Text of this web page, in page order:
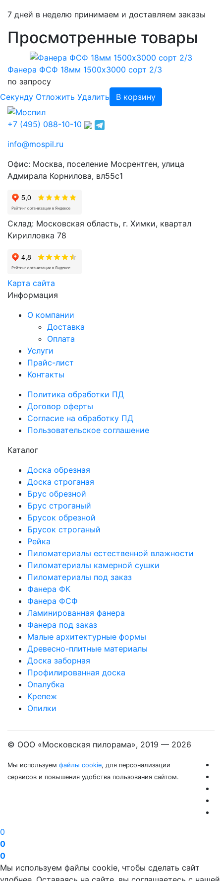
7 дней в неделю принимаем и доставляем заказы
Просмотренные товары
Фанера ФСФ 18мм 1500х3000 сорт 2/3
по запросу
Cекунду Отложить Удалить В корзину
+7 (495) 088-10-10
info@mospil.ru
Офис: Москва, поселение Мосрентген, улица
Адмирала Корнилова, вл55с1
Склад: Московская область, г. Химки, квартал
Кирилловка 78
Карта сайта
Информация
О компании
Доставка
Оплата
Услуги
Прайс-лист
Контакты
Политика обработки ПД
Договор оферты
Согласие на обработку ПД
Пользовательское соглашение
Каталог
Доска обрезная
Доска строганая
Брус обрезной
Брус строганый
Брусок обрезной
Брусок строганый
Рейка
Пиломатериалы естественной влажности
Пиломатериалы камерной сушки
Пиломатериалы под заказ
Фанера ФК
Фанера ФСФ
Ламинированная фанера
Фанера под заказ
Малые архитектурные формы
Древесно-плитные материалы
Доска заборная
Профилированная доска
Опалубка
Крепеж
Опилки
© ООО «Московская пилорама», 2019 — 2026
Мы используем файлы cookie, для персонализации
сервисов и повышения удобства пользования сайтом.
0
0
0
Мы используем файлы cookie, чтобы сделать сайт